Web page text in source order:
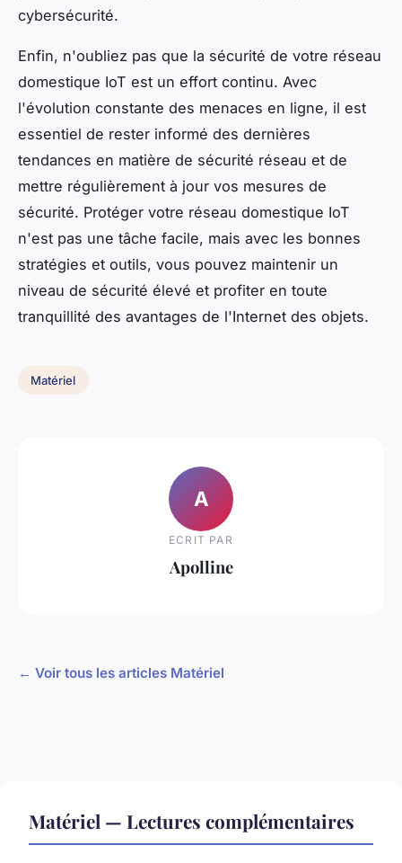
cybersécurité.
Enfin, n'oubliez pas que la sécurité de votre réseau
domestique IoT est un effort continu. Avec
l'évolution constante des menaces en ligne, il est
essentiel de rester informé des dernières
tendances en matière de sécurité réseau et de
mettre régulièrement à jour vos mesures de
sécurité. Protéger votre réseau domestique IoT
n'est pas une tâche facile, mais avec les bonnes
stratégies et outils, vous pouvez maintenir un
niveau de sécurité élevé et profiter en toute
tranquillité des avantages de l'Internet des objets.
Matériel
A
ECRIT PAR
Apolline
← Voir tous les articles Matériel
Matériel — Lectures complémentaires